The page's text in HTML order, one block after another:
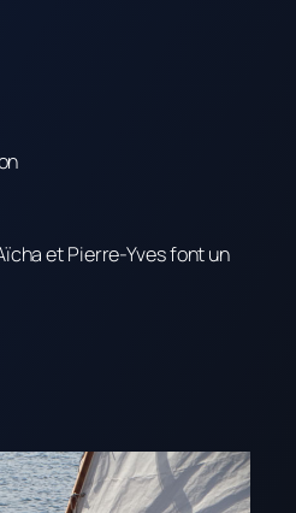
et Pierre-Yves font un